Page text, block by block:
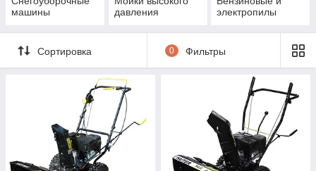
машины
давления
электропилы
Сортировка 0 Фильтры